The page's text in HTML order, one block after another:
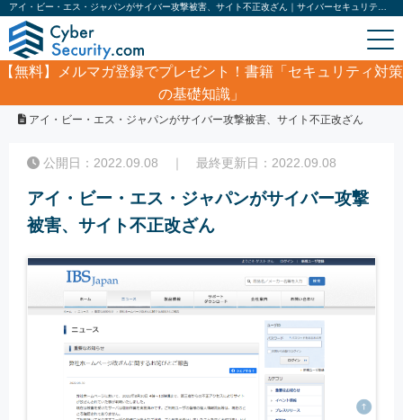
【無料】
メルマガ登録でプレゼント！書籍「セキュリティ対策
の基礎知識」
サイバーセキュリティ・情報漏洩ニュース
アイ・ビー・エス・ジャパンがサイバー攻撃被害、サイト不正改ざん
公開日：2022.09.08 ｜ 最終更新日：2022.09.08
アイ・ビー・エス・ジャパンがサイバー攻撃
被害、サイト不正改ざん